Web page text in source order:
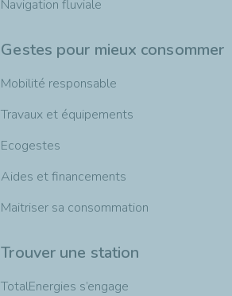
Navigation fluviale
Gestes pour mieux consommer
Mobilité responsable
Travaux et équipements
Ecogestes
Aides et financements
Maitriser sa consommation
Trouver une station
TotalEnergies s’engage